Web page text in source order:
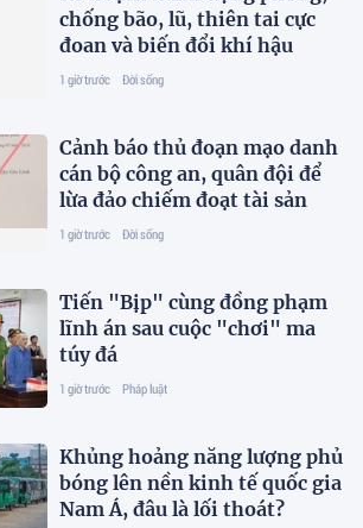
chống bão, lũ, thiên tai cực
đoan và biến đổi khí hậu
1 giờ trước Đời sống
Cảnh báo thủ đoạn mạo danh
cán bộ công an, quân đội để
lừa đảo chiếm đoạt tài sản
1 giờ trước Đời sống
Tiến "Bịp" cùng đồng phạm
lĩnh án sau cuộc "chơi" ma
túy đá
1 giờ trước Pháp luật
Khủng hoảng năng lượng phủ
bóng lên nền kinh tế quốc gia
Nam Á, đâu là lối thoát?